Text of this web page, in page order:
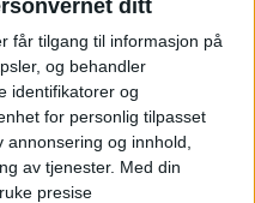
ditt
får tilgang til informasjon på
og behandler
identifikatorer og
for personlig tilpasset
og innhold,
av tjenester. Med din
presise